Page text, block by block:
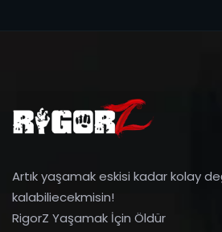
Artık yaşamak eskisi kadar kolay
kalabiliecekmisin!
RigorZ Yaşamak İçin Öldür